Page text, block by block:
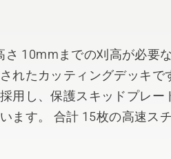
さ 10mmまでの刈高が必要
れたカッティングデッキで
用し、保護スキッドプレ
ます。 合計 15枚の高速ス